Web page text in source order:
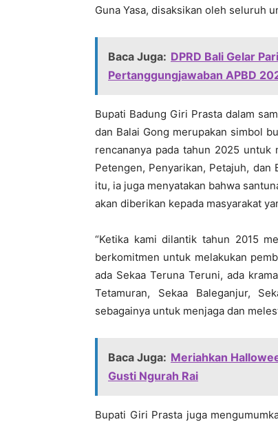
Guna Yasa, disaksikan oleh seluruh
Baca Juga: DPRD Bali Gelar
Pertanggungjawaban APBD
Bupati Badung Giri Prasta dalam
dan Balai Gong merupakan simbol
rencananya pada tahun 2025
Petengen, Penyarikan, Petajuh, dan
itu, ia juga menyatakan bahwa
akan diberikan kepada masyarakat
“Ketika kami dilantik tahun 2015
berkomitmen untuk melakukan
ada Sekaa Teruna Teruni, ada
Tetamuran, Sekaa Baleganjur,
sebagainya untuk menjaga dan
Baca Juga: Meriahkan
Gusti Ngurah Rai
Bupati Giri Prasta juga